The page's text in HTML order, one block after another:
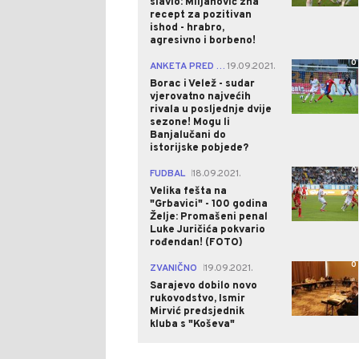
recept za pozitivan
ishod - hrabro,
agresivno i borbeno!
ANKETA PRED MOSTARSKO-BANJALUČKI DUEL19.09.2021.
Borac i Velež - sudar
vjerovatno najvećih
rivala u posljednje dvije
sezone! Mogu li
Banjalučani do
istorijske pobjede?
0
FUDBAL 18.09.2021.
Velika fešta na
"Grbavici" - 100 godina
Želje: Promašeni penal
Luke Juričića pokvario
rođendan! (FOTO)
0
ZVANIČNO
19.09.2021.
Sarajevo dobilo novo
rukovodstvo, Ismir
Mirvić predsjednik
kluba s "Koševa"
0